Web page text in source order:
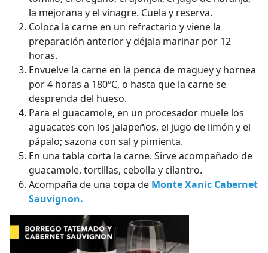
la mejorana y el vinagre. Cuela y reserva.
Coloca la carne en un refractario y viene la
preparación anterior y déjala marinar por 12
horas.
Envuelve la carne en la penca de maguey y hornea
por 4 horas a 180ºC, o hasta que la carne se
desprenda del hueso.
Para el guacamole, en un procesador muele los
aguacates con los jalapeños, el jugo de limón y el
pápalo; sazona con sal y pimienta.
En una tabla corta la carne. Sirve acompañado de
guacamole, tortillas, cebolla y cilantro.
Acompaña de una copa de Monte Xanic Cabernet
Sauvignon.